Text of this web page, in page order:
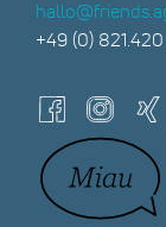
+49 (0)